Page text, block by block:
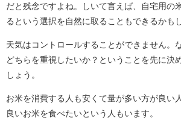
だと残念ですよね。しいて言えば、自宅用の
るという選択を自然に取ることもできるかも
天気はコントロールすることができません。
どちらを重視したいか？ということを先に決
しょう。
お米を消費する人も安くて量が多い方が良い
良いお米を食べたいという人もいます。